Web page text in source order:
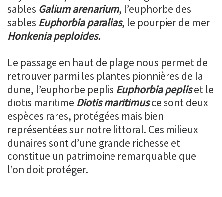
sables Galiumarenarium, l’euphorbe des
sables Euphorbia paralias, le pourpier de mer
Honkenia peploides.
Le passage en haut de plage nous permet de
retrouver parmi les plantes pionnières de la
dune, l’euphorbe peplis Euphorbia pepliset le
diotis maritime Diotis maritimusce sont deux
espèces rares, protégées mais bien
représentées sur notre littoral. Ces milieux
dunaires sont d’une grande richesse et
constitue un patrimoine remarquable que
l’on doit protéger.